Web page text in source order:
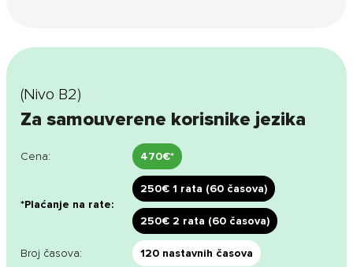
(Nivo B2)
Za samouverene korisnike jezika
Cena: 470€*
*Plaćanje na rate:
250€ 1 rata (60 časova)
250€ 2 rata (60 časova)
Broj časova: 120 nastavnih časova